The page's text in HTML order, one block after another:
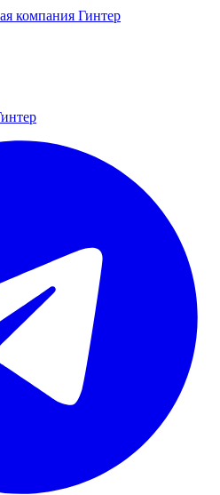
компания Гинтер